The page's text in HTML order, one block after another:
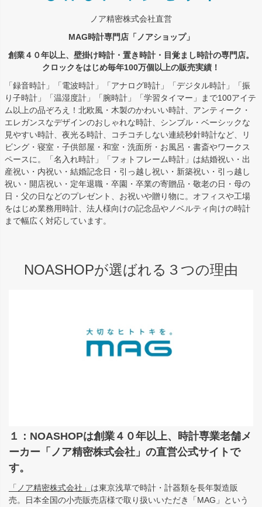
ノア精密株式会社直営
MAG時計専門店「ノアショップ」
創業４０年以上、壁掛け時計・置き時計・目覚まし時計の専門店。
クロックをはじめ毎年100万個以上の販売実績！
「録音時計」「電波時計」「アナログ時計」「デジタル時計」「振
り子時計」「温湿度計」「腕時計」「学習タイマー」まで100アイテ
ム以上の品ぞろえ！北欧風・木製のかわいい時計、アンティーク・
エレガンスなデザインのおしゃれな時計、シンプル・ベーシックな
見やすい時計、夜光る時計、コチコチしない連続秒針時計など、リ
ビング・寝室・子供部屋・和室・洗面所・お風呂・書斎やワークス
ペースに。「名入れ時計」「フォトフレーム時計」は結婚祝い・出
産祝い・内祝い・結婚記念日・引っ越し祝い・新築祝い・引っ越し
祝い・開店祝い・定年退職・卒園・卒業の寄贈品・敬老の日・母の
日・父の日などのプレゼント、お祝いや贈り物に。オフィスや工場
をはじめ業務用時計、法人様向けの記念品やノベルティ向けの時計
まで幅広く対応しています。
NOASHOPが選ばれる３つの理由
１：NOASHOPは創業４０年以上、時計専業老舗メ
ーカー「ノア精密株式会社」の直営公式サイトで
す。
「ノア精密株式会社」 は東京浅草で時計・計器類を長年製造販
売。日本全国の小売販売店様で取り扱いいただき「MAG」という